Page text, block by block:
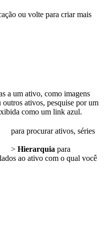
ou volte para criar mais
a um ativo, como imagens
ativos, pesquise por um
como um link azul.
para procurar ativos, séries
> Hierarquia para
ao ativo com o qual você